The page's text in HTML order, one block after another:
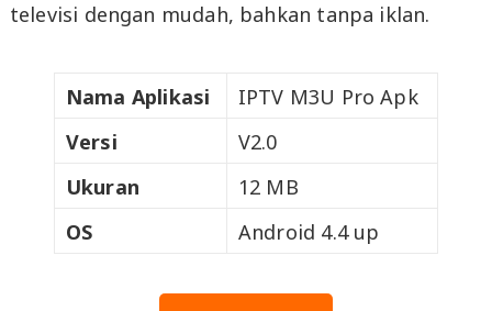
televisi dengan mudah, bahkan tanpa iklan.
Nama Aplikasi
IPTV M3U Pro Apk
Versi
V2.0
Ukuran
12 MB
OS
Android 4.4 up